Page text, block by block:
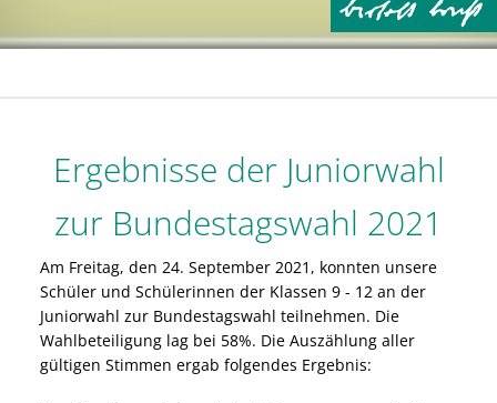
Ergebnisse der Juniorwahl
zur Bundestagswahl 2021
Am Freitag, den 24. September 2021, konnten unsere
Schüler und Schülerinnen der Klassen 9 - 12 an der
Juniorwahl zur Bundestagswahl teilnehmen. Die
Wahlbeteiligung lag bei 58%. Die Auszählung aller
gültigen Stimmen ergab folgendes Ergebnis: